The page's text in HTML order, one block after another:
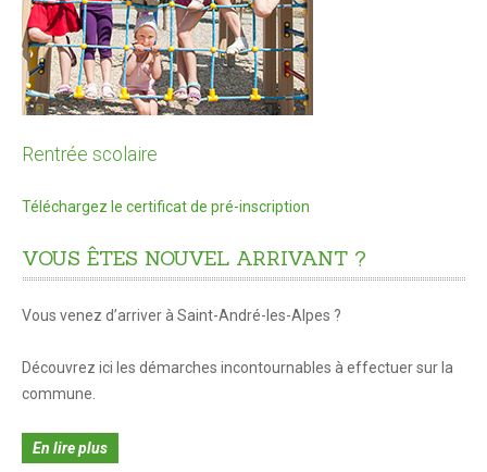
Le CLIC
Le SSIAD
Maison de retraite
CONTACTS
Rentrée scolaire
Téléchargez le certificat de pré-inscription
VOUS ÊTES NOUVEL ARRIVANT ?
Vous venez d’arriver à Saint-André-les-Alpes ?
Découvrez ici les démarches incontournables à effectuer sur la
commune.
En lire plus